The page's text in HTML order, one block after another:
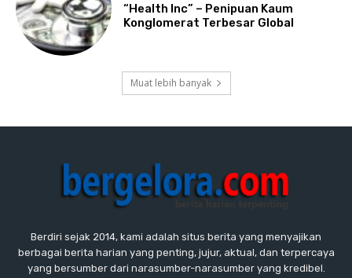
“Health Inc” – Penipuan Kaum
Konglomerat Terbesar Global
Muat lebih banyak
Berdiri sejak 2014, kami adalah situs berita yang menyajikan
berbagai berita harian yang penting, jujur, aktual, dan terpercaya
yang bersumber dari narasumber-narasumber yang kredibel.